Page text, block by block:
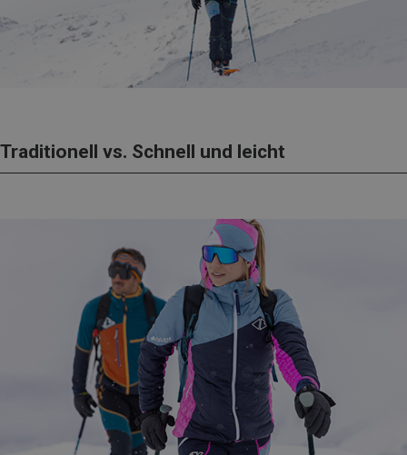
Traditionell vs. Schnell und leicht